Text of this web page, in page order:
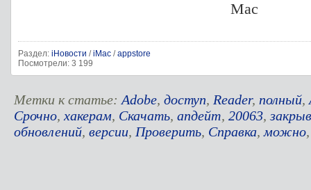
Mac
Раздел: iНовости /iMac /appstore
Посмотрели: 3 199
Метки к статье: Adobe, доступ, Reader, полный,
Срочно, хакерам, Скачать, апдейт, 20063,
обновлений, версии, Проверить, Справка,можно